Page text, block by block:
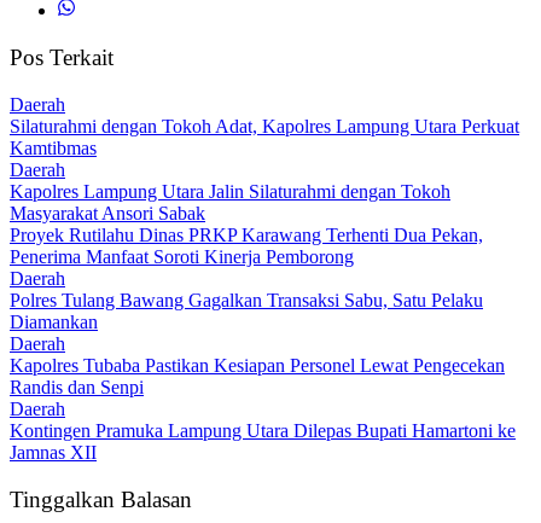
Pos Terkait
Daerah
Silaturahmi dengan Tokoh Adat, Kapolres Lampung Utara Perkuat
Kamtibmas
Daerah
Kapolres Lampung Utara Jalin Silaturahmi dengan Tokoh
Masyarakat Ansori Sabak
Proyek Rutilahu Dinas PRKP Karawang Terhenti Dua Pekan,
Penerima Manfaat Soroti Kinerja Pemborong
Daerah
Polres Tulang Bawang Gagalkan Transaksi Sabu, Satu Pelaku
Diamankan
Daerah
Kapolres Tubaba Pastikan Kesiapan Personel Lewat Pengecekan
Randis dan Senpi
Daerah
Kontingen Pramuka Lampung Utara Dilepas Bupati Hamartoni ke
Jamnas XII
Tinggalkan Balasan